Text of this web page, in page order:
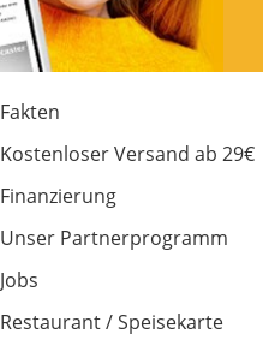
Fakten
Kostenloser Versand ab 29€
Finanzierung
Unser Partnerprogramm
Jobs
Restaurant / Speisekarte